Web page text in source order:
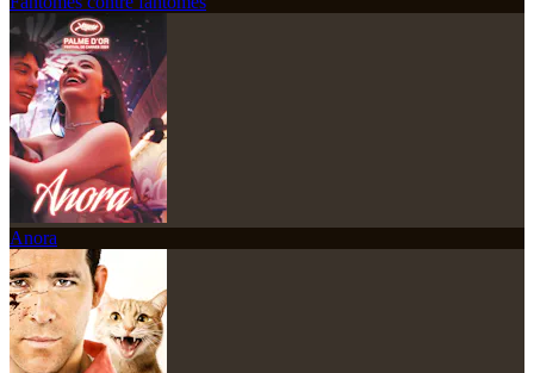
Anora